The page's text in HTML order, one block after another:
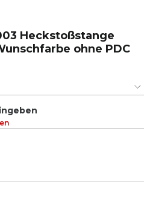
Heckstoßstange
ohne PDC